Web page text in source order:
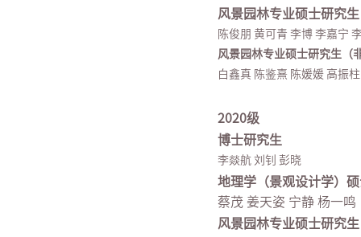
风景园林专业硕士研究
陈俊朋 黄可青 李博 李嘉宁
风景园林专业硕士研究生（
白鑫真 陈鉴熹 陈媛媛 高振
2020级
博士研究生
李燚航 刘钊 彭晓
地理学（景观设计学）
蔡茂 姜天姿 宁静 杨一鸣
风景园林专业硕士研究